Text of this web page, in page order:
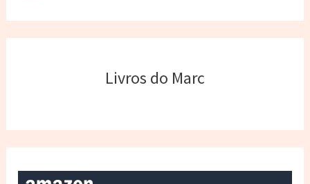
Livros do Marc